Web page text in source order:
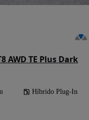
AWD TE Plus Dark
Híbrido Plug-In